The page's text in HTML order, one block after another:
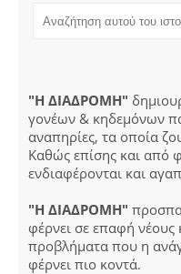
"Η ΔΙΑΔΡΟΜΗ"
γονέων & κηδεμόνων
αναπηρίες, τα οποία
Καθώς επίσης και από
ενδιαφέρονται και
"Η ΔΙΑΔΡΟΜΗ"
φέρνει σε επαφή νέους
προβλήματα που η
φέρνει πιο κοντά.